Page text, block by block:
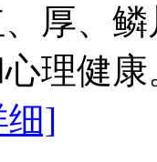
厚、
理健
细]